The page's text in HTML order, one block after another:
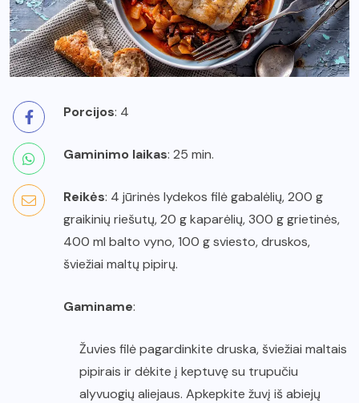
Porcijos: 4
Gaminimo laikas: 25 min.
Reikės: 4 jūrinės lydekos filė gabalėlių, 200 g
graikinių riešutų, 20 g kaparėlių, 300 g grietinės,
400 ml balto vyno, 100 g sviesto, druskos,
šviežiai maltų pipirų.
Gaminame:
Žuvies filė pagardinkite druska, šviežiai maltais
pipirais ir dėkite į keptuvę su trupučiu
alyvuogių aliejaus. Apkepkite žuvį iš abiejų